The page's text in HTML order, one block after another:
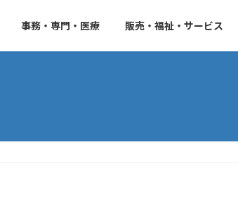
事務・専門・医療 販売・福祉・サービス